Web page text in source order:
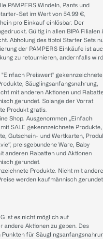
PAMPERS Windeln, Pants und
Set im Wert von 54.99 €,
pro Einkauf einlösbar. Der
Gültig in allen BIPA Filialen
Abholung des tiptoi Starter Sets
der PAMPERS Einkäufe ist
zu retournieren, andernfalls wird
"Einfach Preiswert" gekennzeichnete
Säuglingsanfangsnahrung,
mit anderen Aktionen und
gerundet. Solange der Vorrat
Produkt gratis.
Shop. Ausgenommen „Einfach
SALE gekennzeichnete Produkte,
Gutschein- und Wertkarten,
preisgebundene Ware, Baby
anderen Rabatten und Aktionen
gerundet.
Produkte. Nicht mit
werden kaufmännisch
ist es nicht möglich auf
andere Aktionen zu geben. Des
für